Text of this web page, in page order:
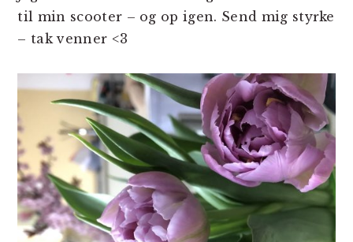
til min scooter – og op igen. Send mig styrke
– tak venner <3